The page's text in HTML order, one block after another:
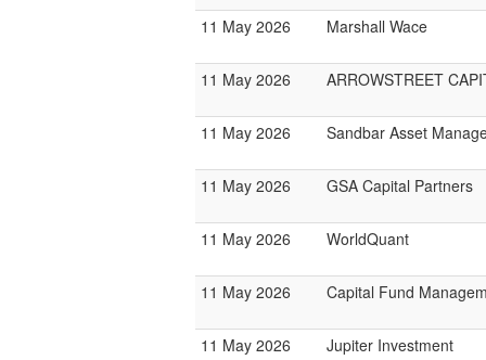
11 May 2026 Marshall Wace
11 May 2026 ARROWSTREET
11 May 2026 Sandbar Asset
11 May 2026 GSA Capital Partners
11 May 2026 WorldQuant
11 May 2026 Capital Fund
11 May 2026 Jupiter Investment